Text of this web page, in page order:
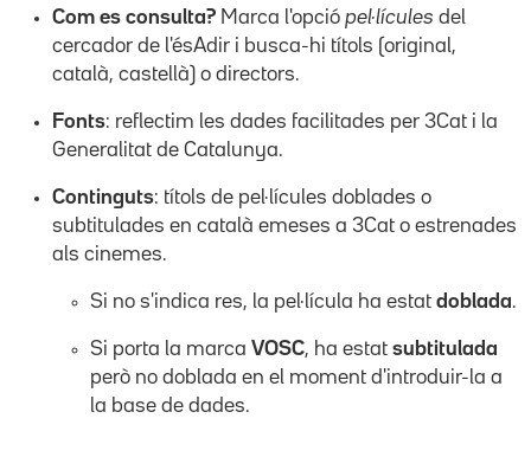
Com es consulta? Marca l'opció pel·lícules del
cercador de l'ésAdir i busca-hi títols (original,
català, castellà) o directors.
Fonts: reflectim les dades facilitades per 3Cat i la
Generalitat de Catalunya.
Continguts: títols de pel·lícules doblades o
subtitulades en català emeses a 3Cat o estrenades
als cinemes.
Si no s'indica res, la pel·lícula ha estat doblada.
Si porta la marca VOSC, ha estat subtitulada
però no doblada en el moment d'introduir-la a
la base de dades.